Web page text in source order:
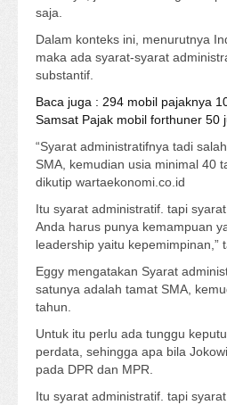
saja.
Dalam konteks ini, menurutnya
maka ada syarat-syarat
substantif.
Baca juga : 294 mobil pajaknya
Samsat Pajak mobil forthuner 50
“Syarat administratifnya tadi
SMA, kemudian usia minimal 40
dikutip wartaekonomi.co.id
Itu syarat administratif. tapi
Anda harus punya kemampuan
leadership yaitu kepemimpinan,”
Eggy mengatakan Syarat
satunya adalah tamat SMA,
tahun.
Untuk itu perlu ada tunggu
perdata, sehingga apa bila
pada DPR dan MPR.
Itu syarat administratif. tapi